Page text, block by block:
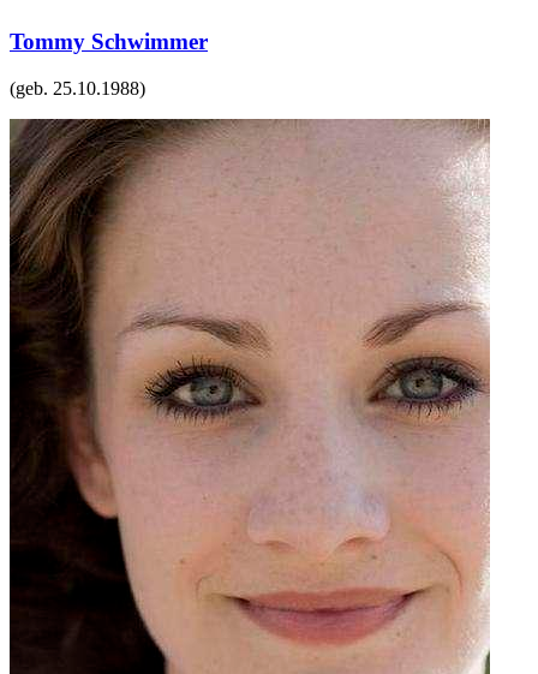
Tommy Schwimmer
(geb. 25.10.1988)